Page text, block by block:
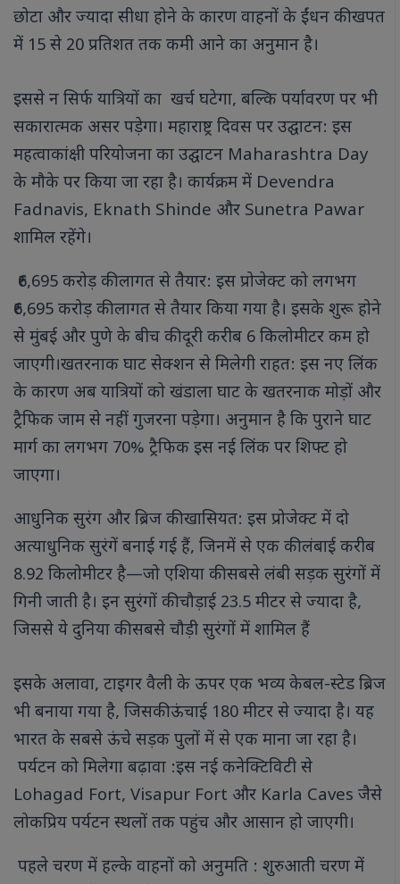
छोटा और ज्यादा सीधा होने के कारण वाहनों के ईंधन की खपत
में 15 से 20 प्रतिशत तक कमी आने का अनुमान है।
इससे न सिर्फ यात्रियों का खर्च घटेगा, बल्कि पर्यावरण पर भी
सकारात्मक असर पड़ेगा। महाराष्ट्र दिवस पर उद्घाटन: इस
महत्वाकांक्षी परियोजना का उद्घाटन Maharashtra Day
के मौके पर किया जा रहा है। कार्यक्रम में Devendra
Fadnavis, Eknath Shinde और Sunetra Pawar
शामिल रहेंगे।
₹6,695 करोड़ की लागत से तैयार: इस प्रोजेक्ट को लगभग
₹6,695 करोड़ की लागत से तैयार किया गया है। इसके शुरू होने
से मुंबई और पुणे के बीच की दूरी करीब 6 किलोमीटर कम हो
जाएगी।खतरनाक घाट सेक्शन से मिलेगी राहत: इस नए लिंक
के कारण अब यात्रियों को खंडाला घाट के खतरनाक मोड़ों और
ट्रैफिक जाम से नहीं गुजरना पड़ेगा। अनुमान है कि पुराने घाट
मार्ग का लगभग 70% ट्रैफिक इस नई लिंक पर शिफ्ट हो
जाएगा।
आधुनिक सुरंग और ब्रिज की खासियत: इस प्रोजेक्ट में दो
अत्याधुनिक सुरंगें बनाई गई हैं, जिनमें से एक की लंबाई करीब
8.92 किलोमीटर है—जो एशिया की सबसे लंबी सड़क सुरंगों में
गिनी जाती है। इन सुरंगों की चौड़ाई 23.5 मीटर से ज्यादा है,
जिससे ये दुनिया की सबसे चौड़ी सुरंगों में शामिल हैं
इसके अलावा, टाइगर वैली के ऊपर एक भव्य केबल-स्टेड ब्रिज
भी बनाया गया है, जिसकी ऊंचाई 180 मीटर से ज्यादा है। यह
भारत के सबसे ऊंचे सड़क पुलों में से एक माना जा रहा है।
पर्यटन को मिलेगा बढ़ावा :इस नई कनेक्टिविटी से
Lohagad Fort, Visapur Fort और Karla Caves जैसे
लोकप्रिय पर्यटन स्थलों तक पहुंच और आसान हो जाएगी।
पहले चरण में हल्के वाहनों को अनुमति : शुरुआती चरण में